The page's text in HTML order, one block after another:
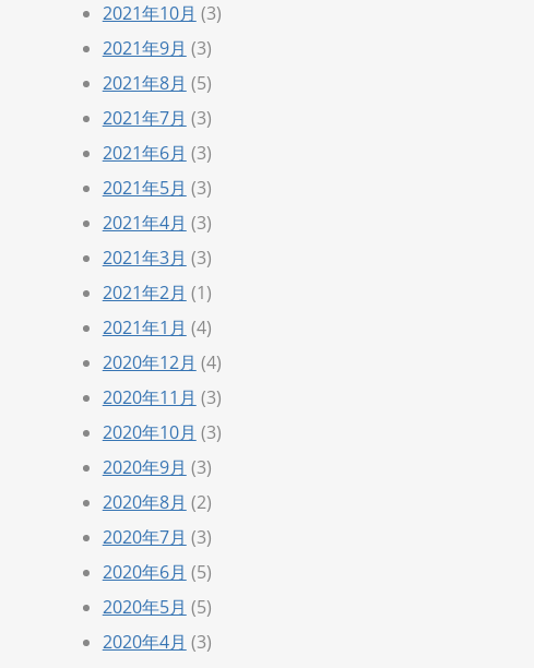
2021年10月 (3)
2021年9月 (3)
2021年8月 (5)
2021年7月 (3)
2021年6月 (3)
2021年5月 (3)
2021年4月 (3)
2021年3月 (3)
2021年2月 (1)
2021年1月 (4)
2020年12月 (4)
2020年11月 (3)
2020年10月 (3)
2020年9月 (3)
2020年8月 (2)
2020年7月 (3)
2020年6月 (5)
2020年5月 (5)
2020年4月 (3)